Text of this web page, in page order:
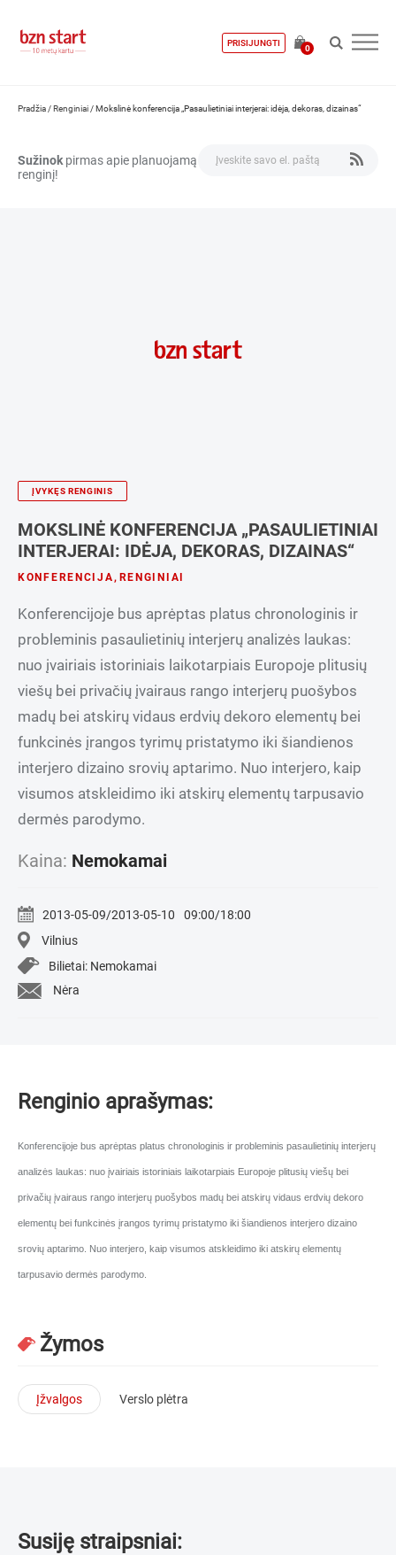
PRISIJUNGTI
0
Pradžia /Renginiai /Mokslinė konferencija „Pasaulietiniai interjerai: idėja, dekoras, dizainas“
Sužinok pirmas apie planuojamą
renginį!
ĮVYKĘS RENGINIS
MOKSLINĖ KONFERENCIJA „PASAULIETINIAI
INTERJERAI: IDĖJA, DEKORAS, DIZAINAS“
KONFERENCIJA, RENGINIAI
Konferencijoje bus aprėptas platus chronologinis ir
probleminis pasaulietinių interjerų analizės laukas:
nuo įvairiais istoriniais laikotarpiais Europoje plitusių
viešų bei privačių įvairaus rango interjerų puošybos
madų bei atskirų vidaus erdvių dekoro elementų bei
funkcinės įrangos tyrimų pristatymo iki šiandienos
interjero dizaino srovių aptarimo. Nuo interjero, kaip
visumos atskleidimo iki atskirų elementų tarpusavio
dermės parodymo.
Kaina: Nemokamai
2013-05-09/2013-05-10
09:00/18:00
Vilnius
Bilietai: Nemokamai
Nėra
Renginio aprašymas:
Konferencijoje bus aprėptas platus chronologinis ir probleminis pasaulietinių interjerų
analizės laukas: nuo įvairiais istoriniais laikotarpiais Europoje plitusių viešų bei
privačių įvairaus rango interjerų puošybos madų bei atskirų vidaus erdvių dekoro
elementų bei funkcinės įrangos tyrimų pristatymo iki šiandienos interjero dizaino
srovių aptarimo. Nuo interjero, kaip visumos atskleidimo iki atskirų elementų
tarpusavio dermės parodymo.
Žymos
Įžvalgos Verslo plėtra
Susiję straipsniai: